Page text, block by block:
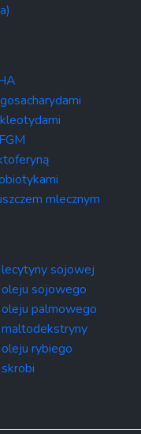
mlecznym
sojowej
sojowego
palmowego
rybiego